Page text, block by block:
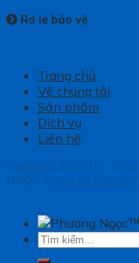
Rơ le bảo vệ
Trang chủ
Về chúng tôi
Sản phẩm
Dịch vụ
Liên hệ
Copyright © 2010 - 2021
NGỌC | Thiết kế web &
Tìm